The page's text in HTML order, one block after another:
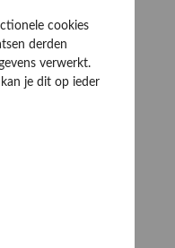
cookies
derden
verwerkt.
je dit op ieder